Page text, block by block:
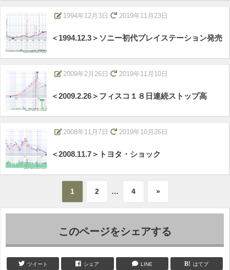
1994年12月3日 2019年11月23日
＜1994.12.3＞ソニー初代プレイステーション発売
2009年2月26日 2019年11月10日
＜2009.2.26＞フィスコ１８日連続ストップ高
2008年11月7日 2019年10月26日
＜2008.11.7＞トヨタ・ショック
1 2 … 4 »
このページをシェアする
ツイート シェア LINE はてブ